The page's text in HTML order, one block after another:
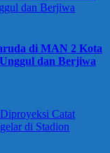
di MAN 2 Kota
dan Berjiwa